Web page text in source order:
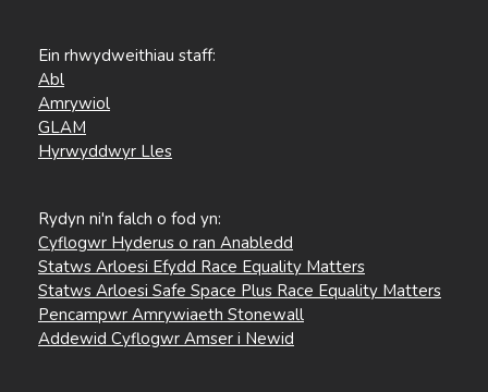
Ein rhwydweithiau staff:
Abl
Amrywiol
GLAM
Hyrwyddwyr Lles
Rydyn ni'n falch o fod yn:
Cyflogwr Hyderus o ran Anabledd
Statws Arloesi Efydd Race Equality Matters
Statws Arloesi Safe Space Plus Race Equality Matters
Pencampwr Amrywiaeth Stonewall
Addewid Cyflogwr Amser i Newid